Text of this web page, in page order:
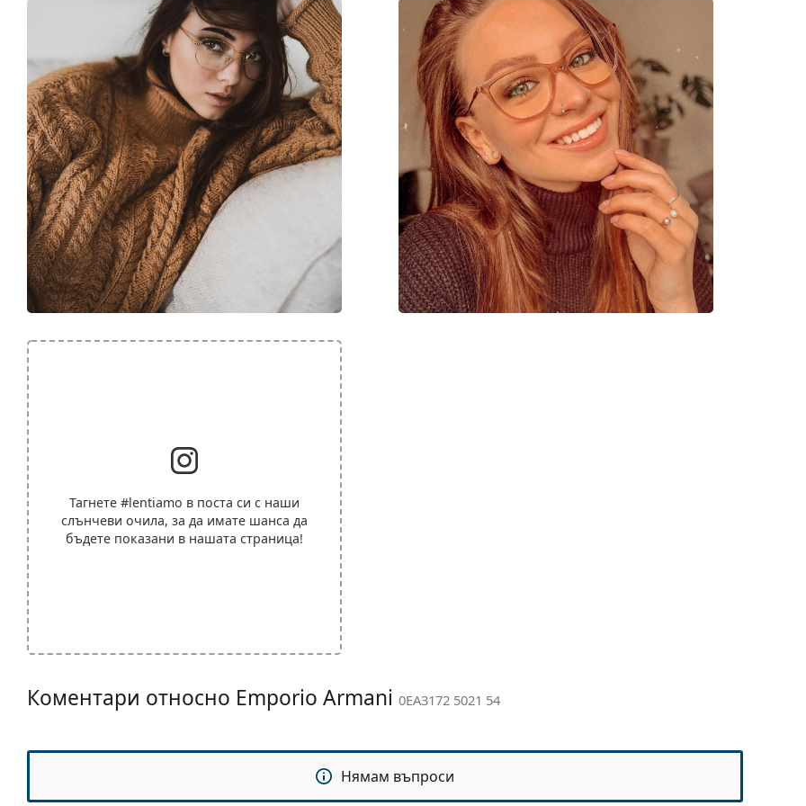
Тагнете #lentiamo в поста си с наши
слънчеви очила, за да имате шанса да
бъдете показани в нашата страница!
Коментари относно Emporio Armani 0EA3172 5021 54
Нямам въпроси